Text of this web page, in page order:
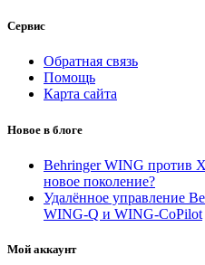
Сервис
Обратная связь
Помощь
Карта сайта
Новое в блоге
Behringer WING против
новое поколение?
Удалённое управление
WING-Q и WING-CoPilot
Мой аккаунт